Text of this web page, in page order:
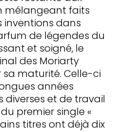
mélangeant faits
inventions dans
de légendes du
et soigné, le
des Moriarty
maturité. Celle-ci
années
diverses et de travail
premier single «
titres ont déjà dix